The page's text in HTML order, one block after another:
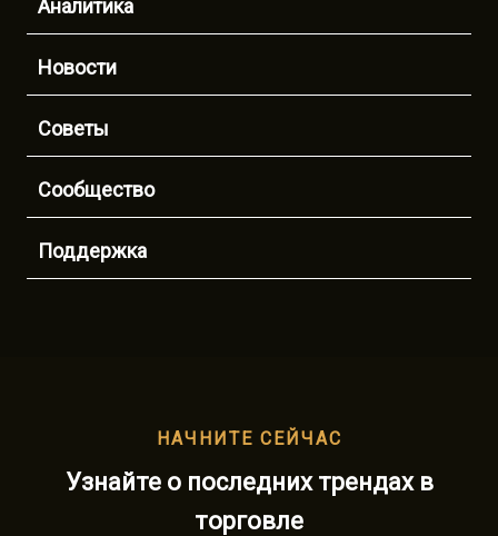
Аналитика
Новости
Советы
Сообщество
Поддержка
НАЧНИТЕ СЕЙЧАС
Узнайте о последних трендах в
торговле